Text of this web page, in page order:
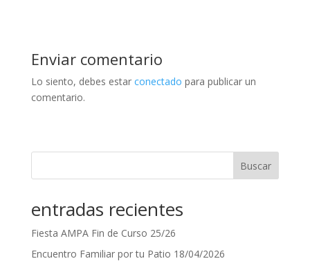
Enviar comentario
Lo siento, debes estar conectado para publicar un
comentario.
Buscar
entradas recientes
Fiesta AMPA Fin de Curso 25/26
Encuentro Familiar por tu Patio 18/04/2026